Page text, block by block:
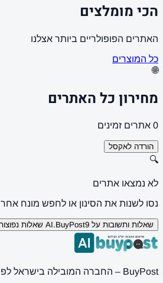
הכי מומלצים
האתרים הפופולריים ביותר אצלנו
כל המוצרים
🌐
מחירון כל האתרים
0 אתרים זמינים
הורדה לאקסל
🔍
לא נמצאו אתרים
נסו לשנות את הסינון או לחפש מונח אחר
שאלות ותשובות על AI.BuyPost 9 שאלות נפוצות · לחצו לצפייה
BuyPost – החברה המובילה בישראל לפרסום כתבות תוכן וקישורים באתרי חדשות ותוכן מובילים. מחירון מעודכן, כתיבת AI מתקדמת, קידום אתרים SEO מקצועי. 11 שנות ניסיון ואלפי לקוחות מרוצים.